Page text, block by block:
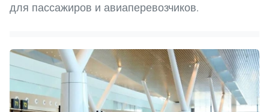
для пассажиров и авиаперевозчиков.